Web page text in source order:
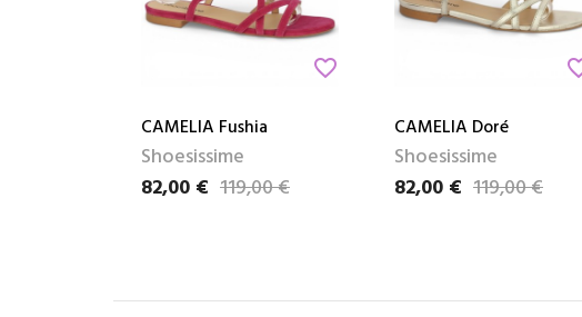
favorite_border
CAMELIA Fushia
Shoesissime
Prix
82,00 €
Prix de base119,00 €
CAMELIA Doré
Shoesissime
Prix
82,00 €
Prix de base119,00 €